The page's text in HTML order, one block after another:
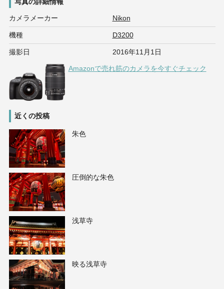
カメラメーカー Nikon
機種 D3200
撮影日 2016年11月1日
Amazonで売れ筋のカメラを今すぐチェック
近くの投稿
朱色
圧倒的な朱色
浅草寺
映る浅草寺